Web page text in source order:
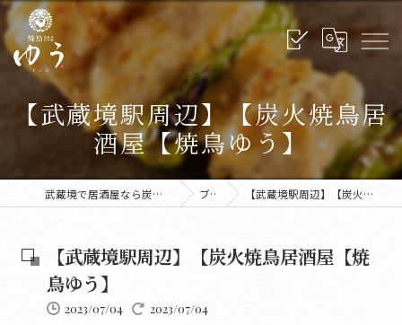
【武蔵境駅周辺】【炭火焼鳥居
酒屋【焼鳥ゆう】
武蔵境で居酒屋なら炭火焼鳥ゆう 武蔵境本店 ブログ 【武蔵境駅周辺】【炭火焼鳥居酒屋【焼鳥ゆう】
【武蔵境駅周辺】【炭火焼鳥居酒屋【焼
鳥ゆう】
2023/07/04 2023/07/04